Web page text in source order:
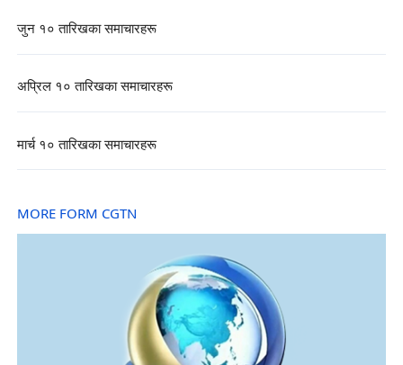
जुन १० तारिखका समाचारहरू
अप्रिल १० तारिखका समाचारहरू
मार्च १० तारिखका समाचारहरू
MORE FORM CGTN